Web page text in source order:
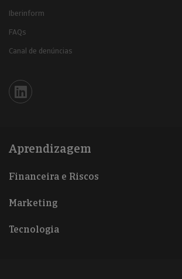
Iberinform
FAQs
Canal de denúncias
Iberinform en Linkedin
Aprendizagem
Financeira e Riscos
Marketing
Tecnologia